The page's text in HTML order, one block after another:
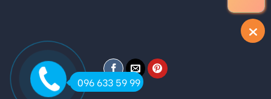
096 633 59 99